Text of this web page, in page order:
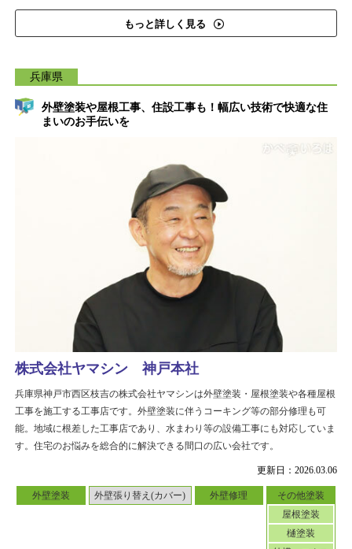
もっと詳しく見る
兵庫県
外壁塗装や屋根工事、住設工事も！幅広い技術で快適な住
まいのお手伝いを
更新日：2026.03.06
外壁塗装 外壁張り替え(カバー) 外壁修理
その他塗装
屋根塗装
樋塗装
株式会社ヤマシン 神戸本社
兵庫県神戸市西区枝吉の株式会社ヤマシンは外壁塗装・屋根塗装や各種屋根
工事を施工する工事店です。外壁塗装に伴うコーキング等の部分修理も可
能。地域に根差した工事店であり、水まわり等の設備工事にも対応していま
す。住宅のお悩みを総合的に解決できる間口の広い会社です。